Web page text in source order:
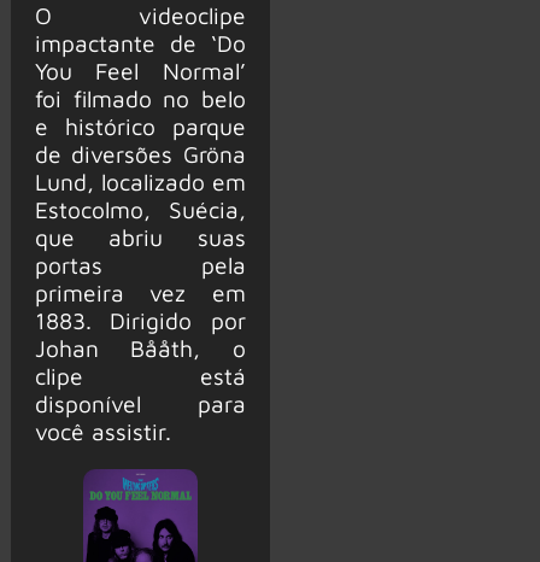
O videoclipe
impactante de ‘Do
You Feel Normal’
foi filmado no belo
e histórico parque
de diversões Gröna
Lund, localizado em
Estocolmo, Suécia,
que abriu suas
portas pela
primeira vez em
1883. Dirigido por
Johan Bååth, o
clipe está
disponível para
você assistir.